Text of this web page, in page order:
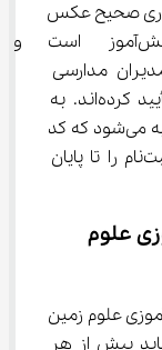
صحیح عکس
داوطلبان، بر عهده شخص
مدارسی
خواهد بود که اطلاعات دانش‌آموزان را تأیید کرده‌اند. به
داوطلبان و مسئولین ثبت‌نام مدارس توصیه می‌شود که کد
پیگیری دریافت شده در انتهای فرآیند ثبت‌نام را تا پایان
علوم
شرکت در رقابت جذاب المپیاد دانش‌آموزی علوم زمین
داوطلبان باید پیش از هر